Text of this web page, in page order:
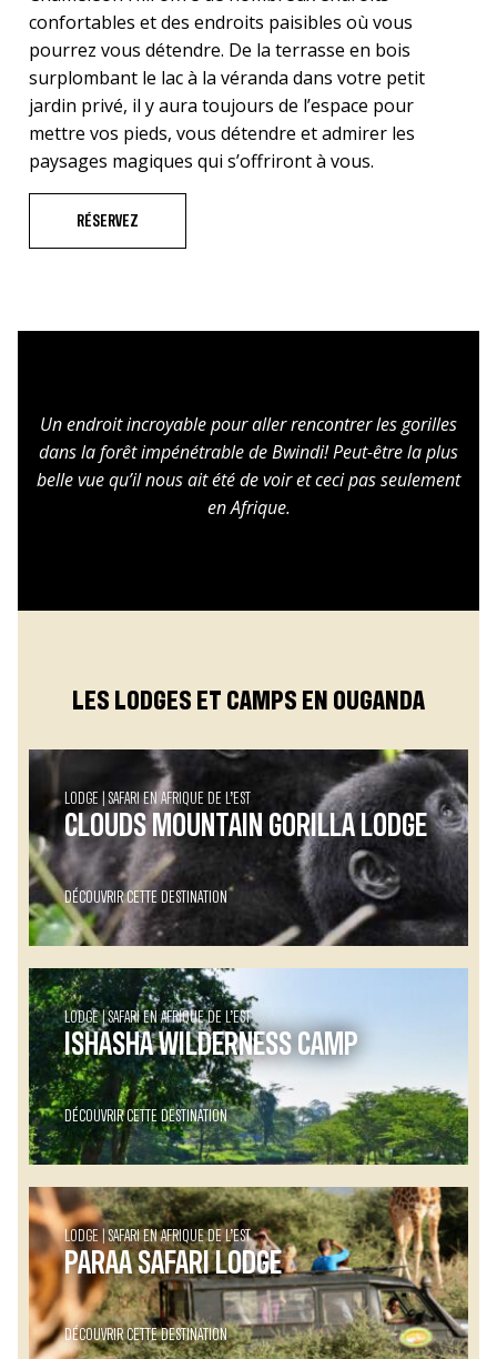
confortables et des endroits paisibles où vous
pourrez vous détendre. De la terrasse en bois
surplombant le lac à la véranda dans votre petit
jardin privé, il y aura toujours de l’espace pour
mettre vos pieds, vous détendre et admirer les
paysages magiques qui s’offriront à vous.
RÉSERVEZ
Un endroit incroyable pour aller rencontrer les gorilles
dans la forêt impénétrable de Bwindi! Peut-être la plus
belle vue qu’il nous ait été de voir et ceci pas seulement
en Afrique.
LES LODGES ET CAMPS EN OUGANDA
LODGE SAFARI EN AFRIQUE DE L’EST
CLOUDS MOUNTAIN GORILLA LODGE
DÉCOUVRIR CETTE DESTINATION
LODGE SAFARI EN AFRIQUE DE L’EST
ISHASHA WILDERNESS CAMP
DÉCOUVRIR CETTE DESTINATION
LODGE SAFARI EN AFRIQUE DE L’EST
PARAA SAFARI LODGE
DÉCOUVRIR CETTE DESTINATION